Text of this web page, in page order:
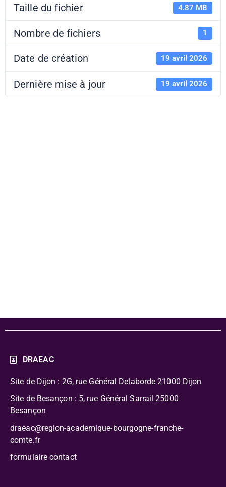
Taille du fichier 4.87 MB
Nombre de fichiers 1
Date de création 19 avril 2026
Dernière mise à jour 19 avril 2026
DRAEAC
Site de Dijon : 2G, rue Général Delaborde 21000 Dijon
Site de Besançon : 5, rue Général Sarrail 25000
Besançon
draeac@region-academique-bourgogne-franche-
comte.fr
formulaire contact